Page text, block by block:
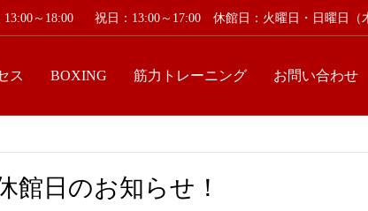
～18:00 祝日：13:00～17:00 休館日：火曜日・日曜日
ス BOXING 筋力トレーニング お問い合わせ
館日のお知らせ！